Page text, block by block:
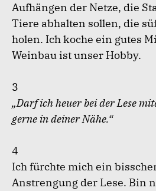
Aufhängen der Netze, die
Tiere abhalten sollen, die
holen. Ich koche ein gutes
Weinbau ist unser Hobby.
3
„Darf ich heuer bei der Lese
gerne in deiner Nähe.“
4
Ich fürchte mich ein
Anstrengung der Lese. Bin